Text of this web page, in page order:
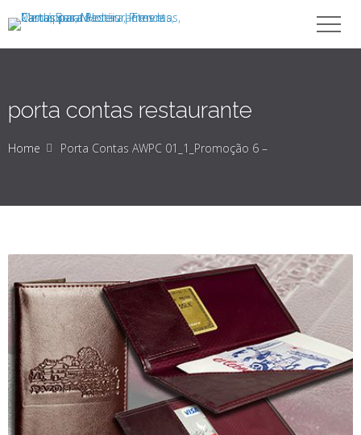
porta contas restaurante
Home Porta Contas AWPC 01_1_Promoção 6 –